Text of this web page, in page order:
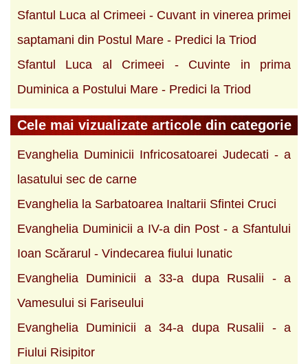
Sfantul Luca al Crimeei - Cuvant in vinerea primei
saptamani din Postul Mare - Predici la Triod
Sfantul Luca al Crimeei - Cuvinte in prima
Duminica a Postului Mare - Predici la Triod
Cele mai vizualizate articole din categorie
Evanghelia Duminicii Infricosatoarei Judecati - a
lasatului sec de carne
Evanghelia la Sarbatoarea Inaltarii Sfintei Cruci
Evanghelia Duminicii a IV-a din Post - a Sfantului
Ioan Scărarul - Vindecarea fiului lunatic
Evanghelia Duminicii a 33-a dupa Rusalii - a
Vamesului si Fariseului
Evanghelia Duminicii a 34-a dupa Rusalii - a
Fiului Risipitor